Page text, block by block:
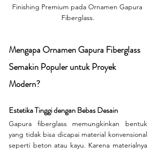
Finishing Premium pada Ornamen Gapura
Fiberglass.
Mengapa Ornamen Gapura Fiberglass
Semakin Populer untuk Proyek
Modern?
Estetika Tinggi dengan Bebas Desain
Gapura fiberglass memungkinkan bentuk
yang tidak bisa dicapai material konvensional
seperti beton atau kayu. Karena materialnya